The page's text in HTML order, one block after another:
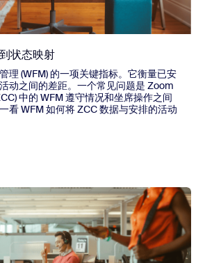
状态映射
理 (WFM) 的一项关键指标。它衡量已安
动之间的差距。一个常见问题是 Zoom
中的 WFM 遵守情况和坐席操作之间
看 WFM 如何将 ZCC 数据与安排的活动
Center 中的 PCI 合规性